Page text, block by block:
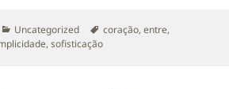
Categorias
Uncategorized Tags
coração,entre,
,sofisticação